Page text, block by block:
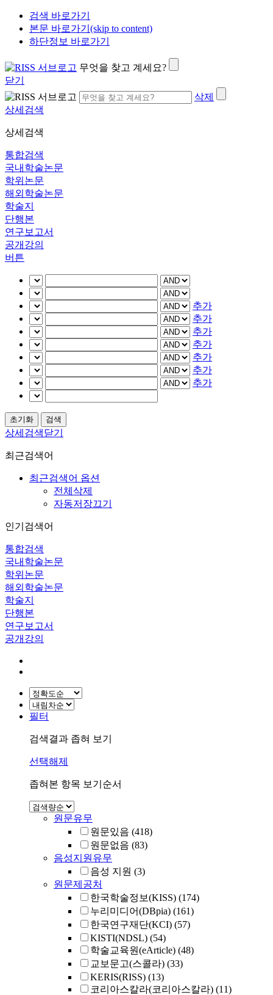
검색 바로가기
본문 바로가기(skip to content)
하단정보 바로가기
무엇을 찾고 계세요?
닫기
삭제
상세검색
상세검색
통합검색
국내학술논문
학위논문
해외학술논문
학술지
단행본
연구보고서
공개강의
버튼
추가
추가
추가
추가
추가
추가
추가
상세검색닫기
최근검색어
최근검색어 옵션
전체삭제
자동저장끄기
인기검색어
통합검색
국내학술논문
학위논문
해외학술논문
학술지
단행본
연구보고서
공개강의
필터
검색결과 좁혀 보기
선택해제
좁혀본 항목 보기순서
원문유무
원문있음 (418)
원문없음 (83)
음성지원유무
음성 지원 (3)
원문제공처
한국학술정보(KISS) (174)
누리미디어(DBpia) (161)
한국연구재단(KCI) (57)
KISTI(NDSL) (54)
학술교육원(eArticle) (48)
교보문고(스콜라) (33)
KERIS(RISS) (13)
코리아스칼라(코리아스칼라) (11)